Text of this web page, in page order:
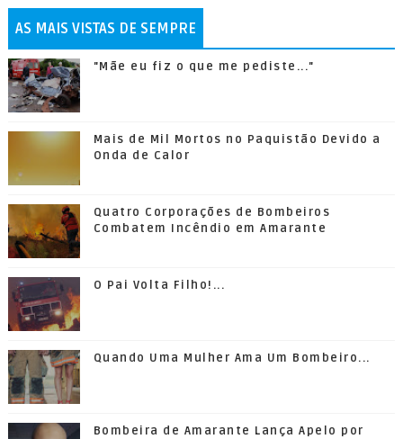
AS MAIS VISTAS DE SEMPRE
"Mãe eu fiz o que me pediste..."
Mais de Mil Mortos no Paquistão Devido a
Onda de Calor
Quatro Corporações de Bombeiros
Combatem Incêndio em Amarante
O Pai Volta Filho!...
Quando Uma Mulher Ama Um Bombeiro...
Bombeira de Amarante Lança Apelo por